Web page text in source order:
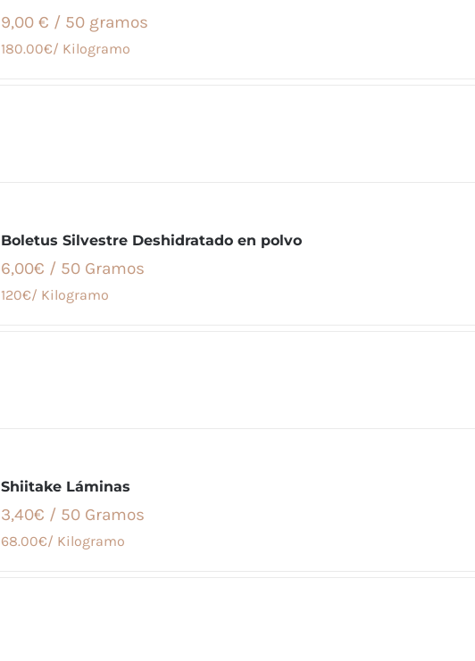
9,00 € / 50 gramos
180.00€/ Kilogramo
Boletus Silvestre Deshidratado en polvo
6,00€ / 50 Gramos
120€/ Kilogramo
Shiitake Láminas
3,40€ / 50 Gramos
68.00€/ Kilogramo